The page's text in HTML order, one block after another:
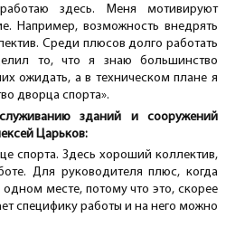
здесь. Меня мотивируют
Например, возможность внедрять
Среди плюсов долго работать
то, что я знаю большинство
ожидать, а в техническом плане я
дворца спорта».
зданий и сооружений
Царьков:
спорта. Здесь хороший коллектив,
Для руководителя плюс, когда
месте, потому что это, скорее
специфику работы и на него можно